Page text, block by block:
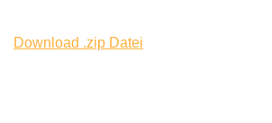
Download .zip Datei